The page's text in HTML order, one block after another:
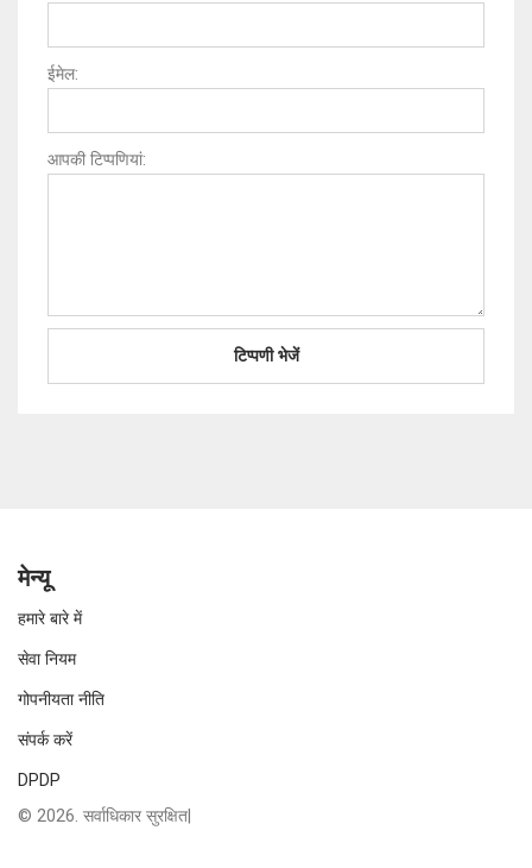
ईमेल:
आपकी टिप्पणियां:
मेन्यू
हमारे बारे में
सेवा नियम
गोपनीयता नीति
संपर्क करें
DPDP
© 2026. सर्वाधिकार सुरक्षित|